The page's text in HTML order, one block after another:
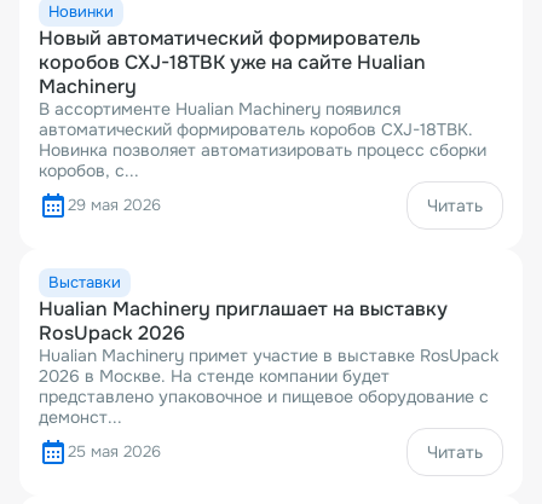
Новинки
Новый автоматический формирователь
коробов CXJ-18TBK уже на сайте Hualian
Machinery
В ассортименте Hualian Machinery появился
автоматический формирователь коробов CXJ-18TBK.
Новинка позволяет автоматизировать процесс сборки
коробов, с...
29 мая 2026 Читать
Выставки
Hualian Machinery приглашает на выставку
RosUpack 2026
Hualian Machinery примет участие в выставке RosUpack
2026 в Москве. На стенде компании будет
представлено упаковочное и пищевое оборудование с
демонст...
25 мая 2026 Читать